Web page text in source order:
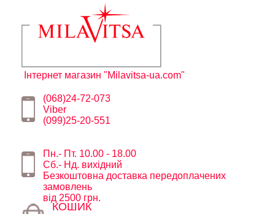
Інтернет магазин "Milavitsa-ua.com"
(068)24-72-073
Viber
(099)25-20-551
Пн.- Пт. 10.00 - 18.00
Сб.- Нд. вихідний
Безкоштовна доставка передоплачених
замовлень
від 2500 грн.
КОШИК